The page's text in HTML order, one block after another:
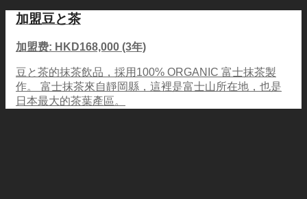
加盟豆と茶
加盟费: HKD168,000 (3年)
豆と茶的抹茶飲品，採用100% ORGANIC 富士抹茶製
作。 富士抹茶來自靜岡縣，這裡是富士山所在地，也是
日本最大的茶葉產區。